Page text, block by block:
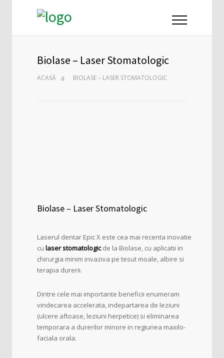
Biolase – Laser Stomatologic
ACASĂ BIOLASE – LASER STOMATOLOGIC
Biolase – Laser Stomatologic
Laserul dentar Epic X este cea mai recenta inovatie
cu laser stomatologicde la Biolase, cu aplicatii in
chirurgia minim invaziva pe tesut moale, albire si
terapia durerii.
Dintre cele mai importante beneficii enumeram
vindecarea accelerata, indepartarea de leziuni
(ulcere aftoase, leziuni herpetice) si eliminarea
temporara a durerilor minore in regiunea maxilo-
faciala orala.